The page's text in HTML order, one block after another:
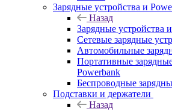
Зарядные устройства и
Назад
Зарядные устройства
Сетевые зарядные
Автомобильные
Портативные
Powerbank
Беспроводные
Подставки и держатели
Назад